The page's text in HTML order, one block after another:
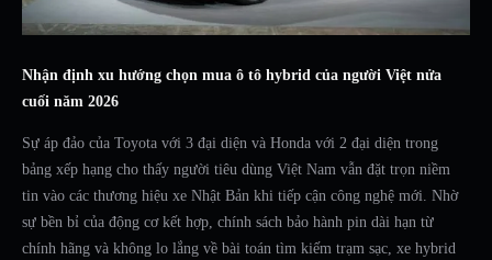
Nhận định xu hướng chọn mua ô tô hybrid của người Việt nửa
cuối năm 2026
Sự áp đảo của Toyota với 3 đại diện và Honda với 2 đại diện trong
bảng xếp hạng cho thấy người tiêu dùng Việt Nam vẫn đặt trọn niềm
tin vào các thương hiệu xe Nhật Bản khi tiếp cận công nghệ mới. Nhờ
sự bền bỉ của động cơ kết hợp, chính sách bảo hành pin dài hạn từ
chính hãng và không lo lắng về bài toán tìm kiếm trạm sạc, xe hybrid